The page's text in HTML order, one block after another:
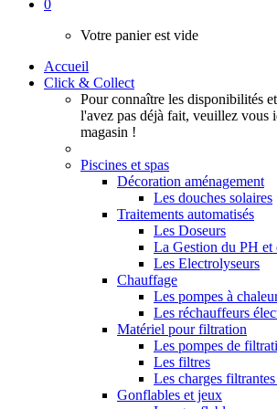
0
Votre panier est vide
Accueil
Click & Collect
Pour connaître les disponibilités
l'avez pas déjà fait, veuillez vous
magasin !
Piscines et spas
Décoration aménagement
Les douches solaires
Traitements automatisés
Les Doseurs
La Gestion du PH et
Les Electrolyseurs
Chauffage
Les pompes à
Les réchauffeurs
Matériel pour filtration
Les pompes de
Les filtres
Les charges
Gonflables et jeux